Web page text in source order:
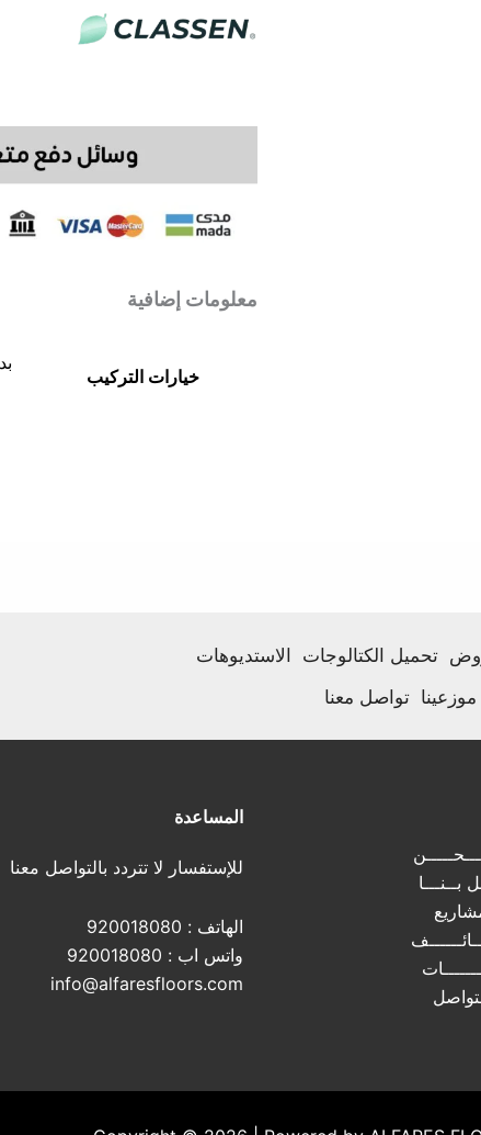
معلومات إضافية
خيارات التركيب
تحميل الكتالوجات الاستديوهات
موزعينا تواصل معنا
بــنـــا
المساعدة
للإستفسار لا تتردد بالتواصل معنا
الهاتف : 920018080
واتس اب : 920018080
info@alfaresfloors.com